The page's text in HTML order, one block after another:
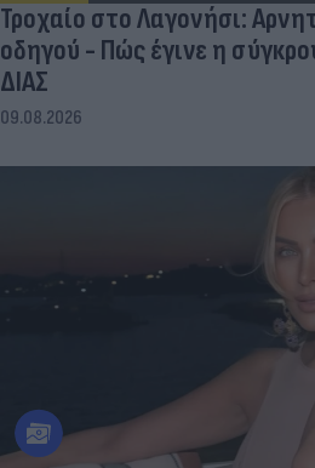
Τροχαίο στο Λαγονήσι:
οδηγού - Πώς έγινε η
ΔΙΑΣ
09.08.2026